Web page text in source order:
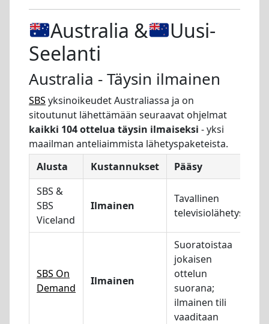
Australia &
Uusi-
Seelanti
Australia - Täysin ilmainen
SBS yksinoikeudet Australiassa ja on
sitoutunut lähettämään seuraavat ohjelmat
kaikki 104 ottelua täysin ilmaiseksi - yksi
maailman anteliaimmista lähetyspaketeista.
Alusta
Kustannukset
Pääsy
SBS &
SBS
Viceland
Ilmainen
Tavallinen
televisiolähetys
SBS On
Demand
Ilmainen
Suoratoistaa
jokaisen
ottelun
suorana;
ilmainen tili
vaaditaan